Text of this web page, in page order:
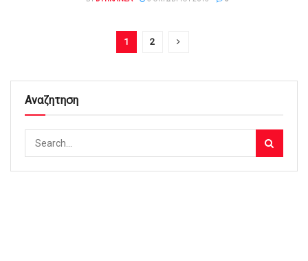
1 2
Αναζητηση